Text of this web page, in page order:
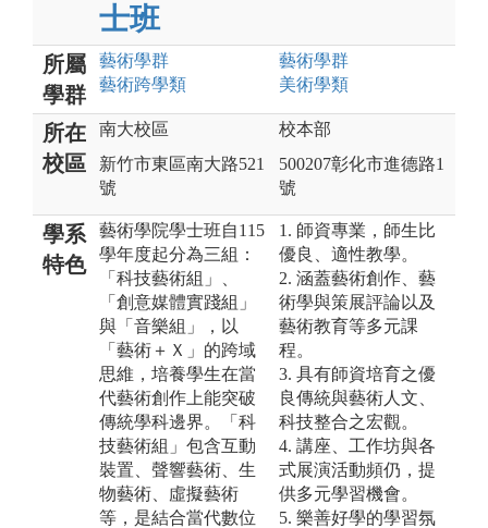
士班
所屬
學群
藝術學群
藝術跨學類
藝術學群
美術學類
所在
校區
南大校區
新竹市東區南大路521
號
校本部
500207彰化市進德路1
號
學系
特色
藝術學院學士班自115
學年度起分為三組：
「科技藝術組」、
「創意媒體實踐組」
與「音樂組」，以
「藝術＋Ｘ」的跨域
思維，培養學生在當
代藝術創作上能突破
傳統學科邊界。「科
技藝術組」包含互動
裝置、聲響藝術、生
物藝術、虛擬藝術
等，是結合當代數位
1. 師資專業，師生比
優良、適性教學。
2. 涵蓋藝術創作、藝
術學與策展評論以及
藝術教育等多元課
程。
3. 具有師資培育之優
良傳統與藝術人文、
科技整合之宏觀。
4. 講座、工作坊與各
式展演活動頻仍，提
供多元學習機會。
5. 樂善好學的學習氛